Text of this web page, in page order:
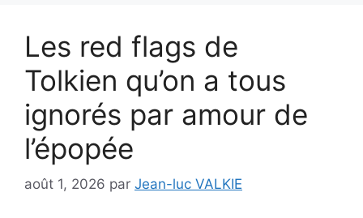
Les red flags de
Tolkien qu’on a tous
ignorés par amour de
l’épopée
août 1, 2026 par Jean-luc VALKIE